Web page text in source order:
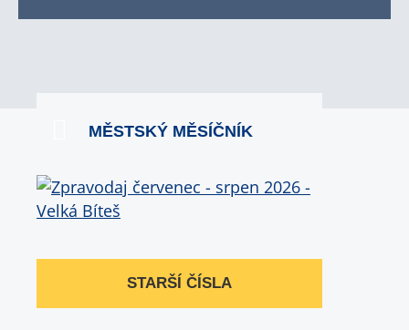
MĚSTSKÝ MĚSÍČNÍK
STARŠÍ ČÍSLA